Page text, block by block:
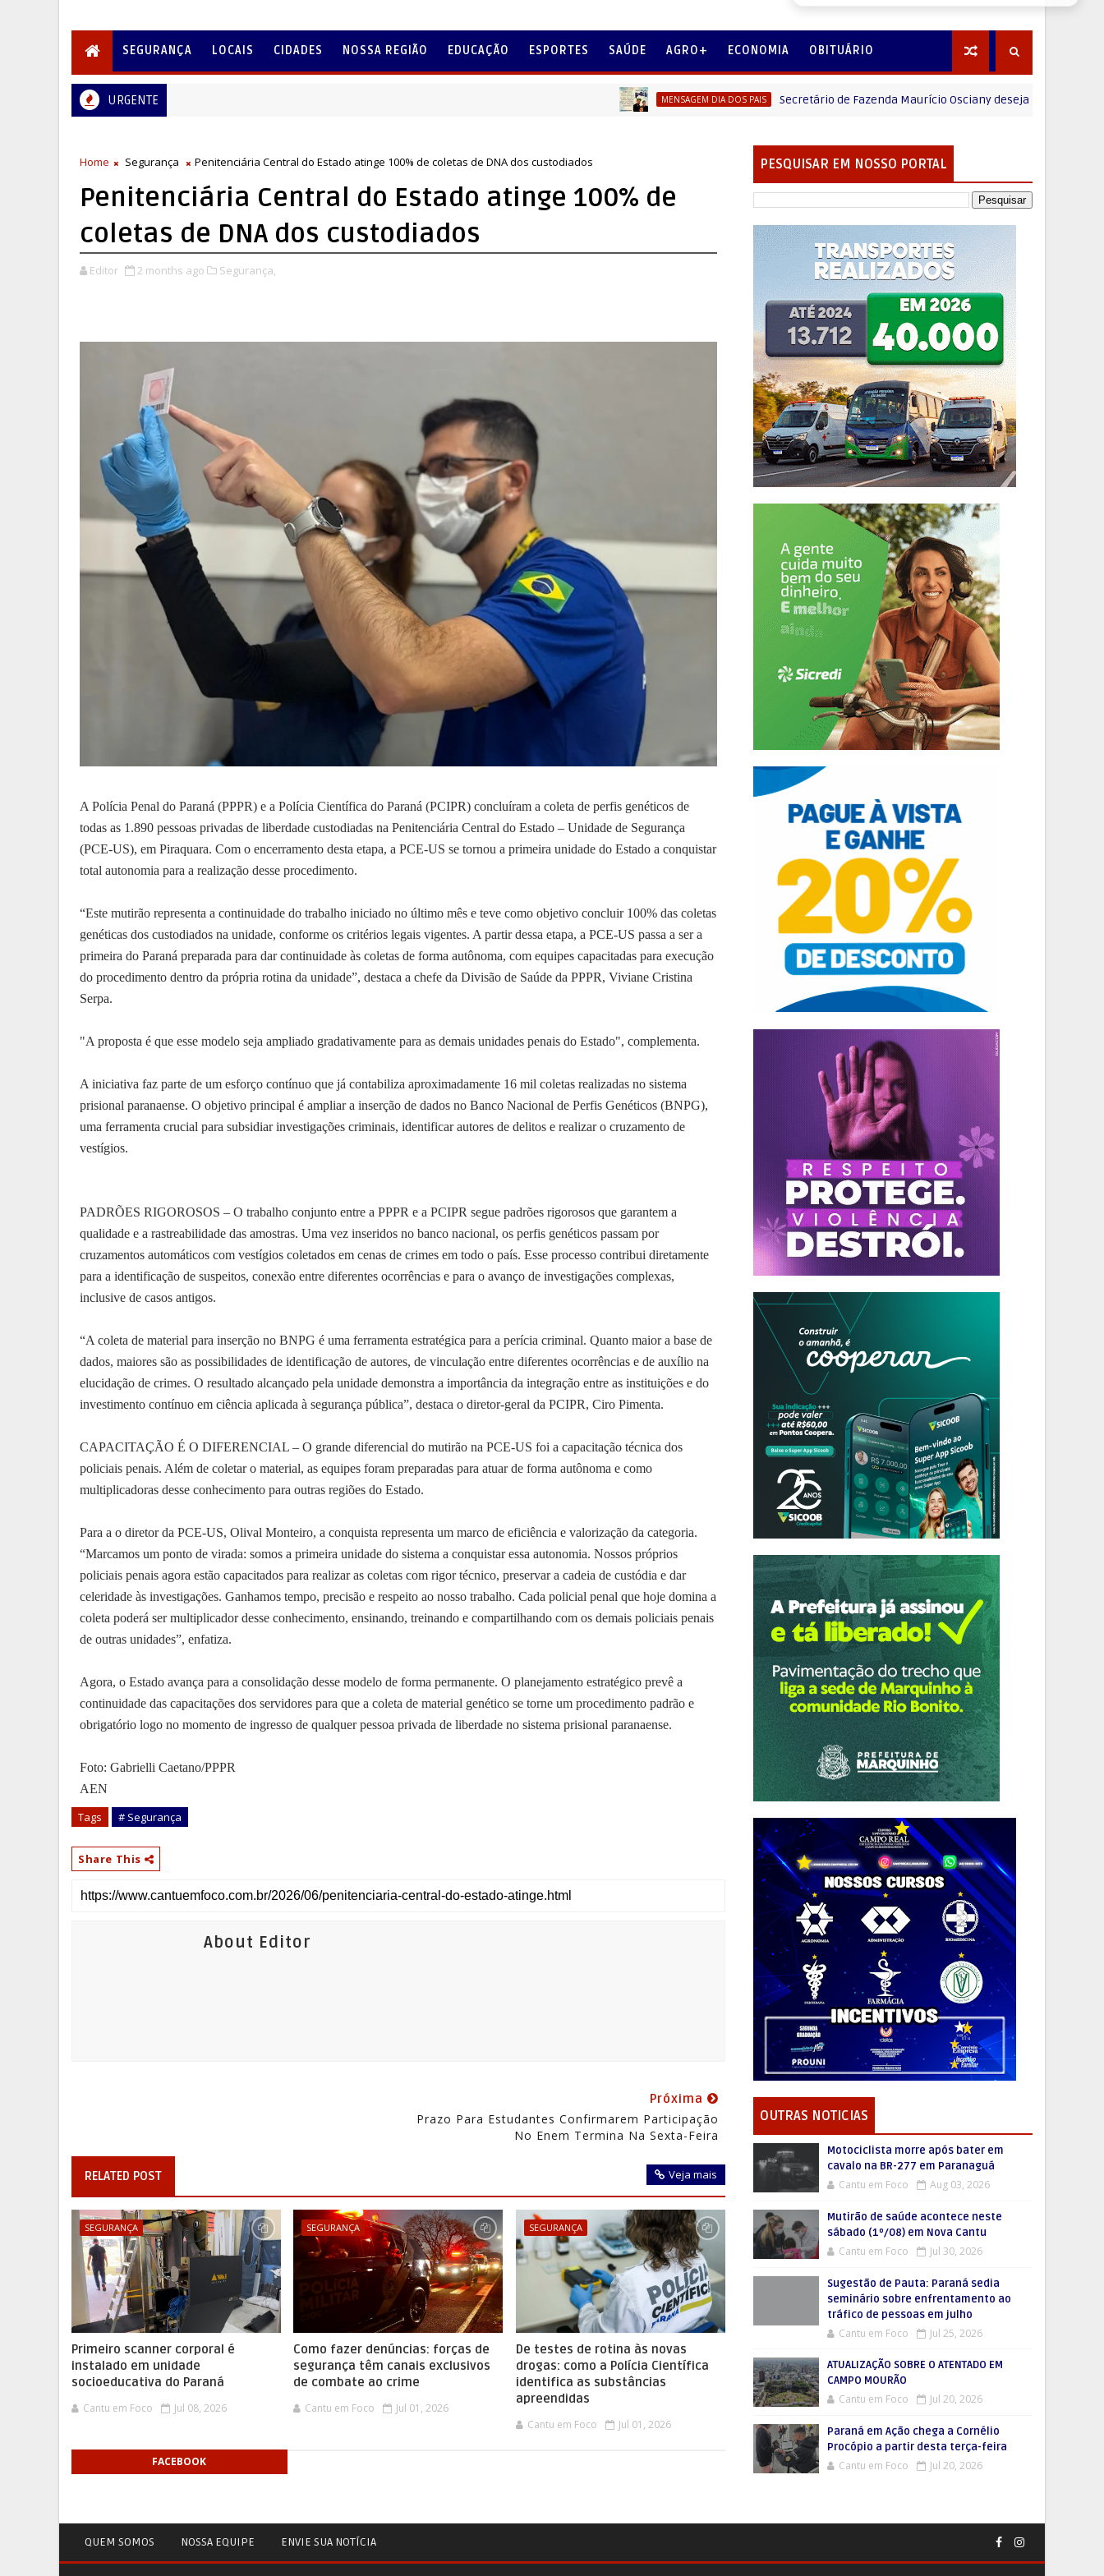
SEGURANÇA LOCAIS CIDADES NOSSA REGIÃO EDUCAÇÃO ESPORTES SAÚDE AGRO+ ECONOMIA OBITUÁRIO
URGENTE MENSAGEM DIA DOS PAIS Secretário de Fazenda Maurício Osciany deseja um Feliz dia dos Pais
Home Segurança Penitenciária Central do Estado atinge 100% de coletas de DNA dos custodiados
Penitenciária Central do Estado atinge 100% de
coletas de DNA dos custodiados
Editor 2 months ago Segurança,
A Polícia Penal do Paraná (PPPR) e a Polícia Científica do Paraná (PCIPR) concluíram a coleta de perfis genéticos de
todas as 1.890 pessoas privadas de liberdade custodiadas na Penitenciária Central do Estado – Unidade de Segurança
(PCE-US), em Piraquara. Com o encerramento desta etapa, a PCE-US se tornou a primeira unidade do Estado a conquistar
total autonomia para a realização desse procedimento.
“Este mutirão representa a continuidade do trabalho iniciado no último mês e teve como objetivo concluir 100% das coletas
genéticas dos custodiados na unidade, conforme os critérios legais vigentes. A partir dessa etapa, a PCE-US passa a ser a
primeira do Paraná preparada para dar continuidade às coletas de forma autônoma, com equipes capacitadas para execução
do procedimento dentro da própria rotina da unidade”, destaca a chefe da Divisão de Saúde da PPPR, Viviane Cristina
Serpa.
"A proposta é que esse modelo seja ampliado gradativamente para as demais unidades penais do Estado", complementa.
A iniciativa faz parte de um esforço contínuo que já contabiliza aproximadamente 16 mil coletas realizadas no sistema
prisional paranaense. O objetivo principal é ampliar a inserção de dados no Banco Nacional de Perfis Genéticos (BNPG),
uma ferramenta crucial para subsidiar investigações criminais, identificar autores de delitos e realizar o cruzamento de
vestígios.
PADRÕES RIGOROSOS – O trabalho conjunto entre a PPPR e a PCIPR segue padrões rigorosos que garantem a
qualidade e a rastreabilidade das amostras. Uma vez inseridos no banco nacional, os perfis genéticos passam por
cruzamentos automáticos com vestígios coletados em cenas de crimes em todo o país. Esse processo contribui diretamente
para a identificação de suspeitos, conexão entre diferentes ocorrências e para o avanço de investigações complexas,
inclusive de casos antigos.
“A coleta de material para inserção no BNPG é uma ferramenta estratégica para a perícia criminal. Quanto maior a base de
dados, maiores são as possibilidades de identificação de autores, de vinculação entre diferentes ocorrências e de auxílio na
elucidação de crimes. O resultado alcançado pela unidade demonstra a importância da integração entre as instituições e do
investimento contínuo em ciência aplicada à segurança pública”, destaca o diretor-geral da PCIPR, Ciro Pimenta.
CAPACITAÇÃO É O DIFERENCIAL – O grande diferencial do mutirão na PCE-US foi a capacitação técnica dos
policiais penais. Além de coletar o material, as equipes foram preparadas para atuar de forma autônoma e como
multiplicadoras desse conhecimento para outras regiões do Estado.
Para a o diretor da PCE-US, Olival Monteiro, a conquista representa um marco de eficiência e valorização da categoria.
“Marcamos um ponto de virada: somos a primeira unidade do sistema a conquistar essa autonomia. Nossos próprios
policiais penais agora estão capacitados para realizar as coletas com rigor técnico, preservar a cadeia de custódia e dar
celeridade às investigações. Ganhamos tempo, precisão e respeito ao nosso trabalho. Cada policial penal que hoje domina a
coleta poderá ser multiplicador desse conhecimento, ensinando, treinando e compartilhando com os demais policiais penais
de outras unidades”, enfatiza.
Agora, o Estado avança para a consolidação desse modelo de forma permanente. O planejamento estratégico prevê a
continuidade das capacitações dos servidores para que a coleta de material genético se torne um procedimento padrão e
obrigatório logo no momento de ingresso de qualquer pessoa privada de liberdade no sistema prisional paranaense.
Foto: Gabrielli Caetano/PPPR
AEN
Tags # Segurança
Share This
About Editor
Próxima
Prazo Para Estudantes Confirmarem Participação
No Enem Termina Na Sexta-Feira
RELATED POST Veja mais
SEGURANÇA
Primeiro scanner corporal é
instalado em unidade
socioeducativa do Paraná
Cantu em Foco Jul 08, 2026
SEGURANÇA
Como fazer denúncias: forças de
segurança têm canais exclusivos
de combate ao crime
Cantu em Foco Jul 01, 2026
SEGURANÇA
De testes de rotina às novas
drogas: como a Polícia Científica
identifica as substâncias
apreendidas
Cantu em Foco Jul 01, 2026
FACEBOOK
PESQUISAR EM NOSSO PORTAL
OUTRAS NOTICIAS
Motociclista morre após bater em
cavalo na BR-277 em Paranaguá
Cantu em Foco Aug 03, 2026
Mutirão de saúde acontece neste
sábado (1º/08) em Nova Cantu
Cantu em Foco Jul 30, 2026
Sugestão de Pauta: Paraná sedia
seminário sobre enfrentamento ao
tráfico de pessoas em julho
Cantu em Foco Jul 25, 2026
ATUALIZAÇÃO SOBRE O ATENTADO EM
CAMPO MOURÃO
Cantu em Foco Jul 20, 2026
Paraná em Ação chega a Cornélio
Procópio a partir desta terça-feira
Cantu em Foco Jul 20, 2026
QUEM SOMOS NOSSA EQUIPE ENVIE SUA NOTÍCIA